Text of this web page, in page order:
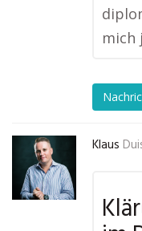
mich
Klaus